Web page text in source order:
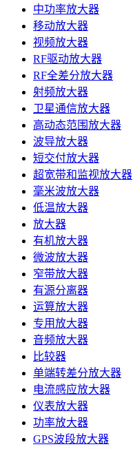
中功率放大器
移动放大器
视频放大器
RF驱动放大器
RF全差分放大器
射频放大器
卫星通信放大器
高动态范围放大器
波导放大器
短交付放大器
超宽带和监视放大器
毫米波放大器
低温放大器
放大器
有机放大器
微波放大器
窄带放大器
有源分离器
运算放大器
专用放大器
音频放大器
比较器
单端转差分放大器
电流感应放大器
仪表放大器
功率放大器
GPS波段放大器